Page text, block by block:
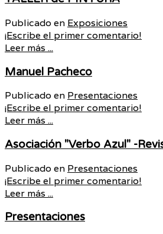
Publicado en Exposiciones
¡Escribe el primer comentario!
Leer más ...
Manuel Pacheco
Publicado en Presentaciones
¡Escribe el primer comentario!
Leer más ...
Asociación "Verbo Azul" -
Publicado en Presentaciones
¡Escribe el primer comentario!
Leer más ...
Presentaciones